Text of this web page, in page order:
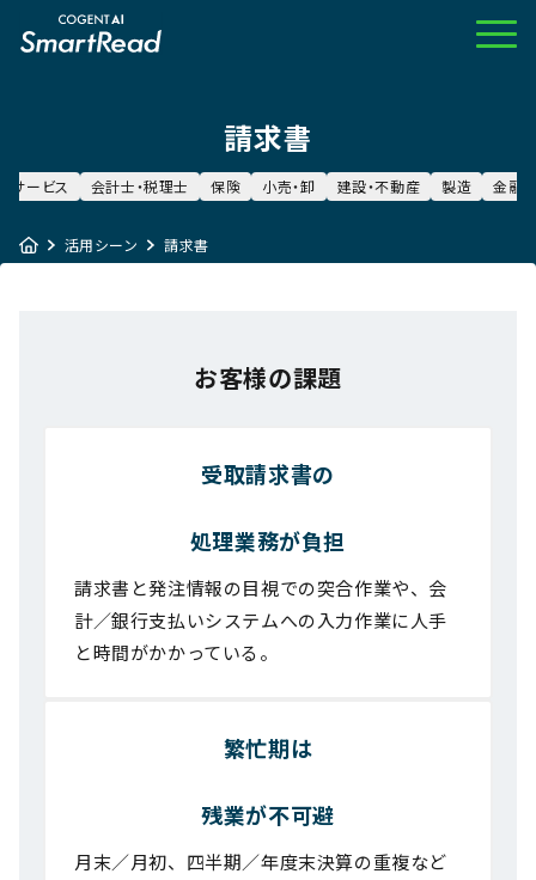
請求書
サービス 会計士・税理士 保険 小売・卸 建設・不動産 製造 金融
活用シーン 請求書
お客様の課題
受取請求書の
処理業務が負担
請求書と発注情報の目視での突合作業や、会
計／銀行支払いシステムへの入力作業に人手
と時間がかかっている。
繁忙期は
残業が不可避
月末／月初、四半期／年度末決算の重複など